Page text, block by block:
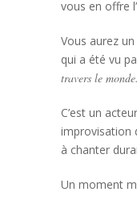
vous en offre
Vous aurez
qui a été vu
travers le monde.
C’est un
improvisation
à chanter
Un moment